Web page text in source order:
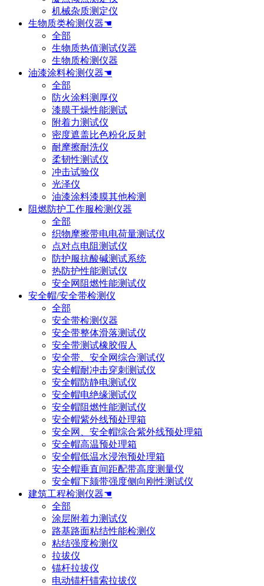
机械杂质测定仪
生物质类检测仪器☚
全部
生物质热值测试仪器
生物质检测仪器
油漆涂料检测仪器☚
全部
防火涂料测厚仪
漆膜干燥性能测试
附着力测试仪
密度遮盖比色粉化反射
耐摩擦耐洗仪
柔韧性测试仪
冲击试验仪
光泽仪
油漆涂料漆膜其他检测
阻燃防护工作服检测仪器
全部
织物摩擦带电电荷量测试仪
点对点电阻测试仪
防护服抗酸碱测试系统
热防护性能测试仪
安全网阻燃性能测试仪
安全帽/安全带检测仪
全部
安全带检测仪器
安全带整体滑落测试仪
安全带测试橡胶假人
安全带、安全网综合测试仪
安全帽耐冲击穿刺测试仪
安全帽防静电测试仪
安全帽电绝缘测试仪
安全帽阻燃性能测试仪
安全帽紫外线预处理箱
安全网、安全帽综合紫外线预处理箱
安全帽高温预处理箱
安全帽低温水浸泡预处理箱
安全帽垂直间距配带高度测量仪
安全帽下颏带强度侧向刚性测试仪
建筑工程检测仪器☚
全部
涂层附着力测试仪
路基路面粘结性能检测仪
粘结强度检测仪
拉拔仪
锚杆拉拔仪
电动锚杆锚索拉拔仪